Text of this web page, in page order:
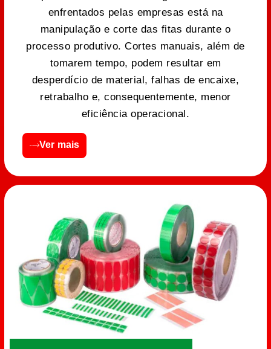
enfrentados pelas empresas está na
manipulação e corte das fitas durante o
processo produtivo. Cortes manuais, além de
tomarem tempo, podem resultar em
desperdício de material, falhas de encaixe,
retrabalho e, consequentemente, menor
eficiência operacional.
Ver mais